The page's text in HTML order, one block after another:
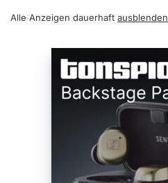
Alle Anzeigen dauerhaft ausblenden